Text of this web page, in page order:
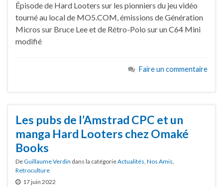
Épisode de Hard Looters sur les pionniers du jeu vidéo
tourné au local de MO5.COM, émissions de Génération
Micros sur Bruce Lee et de Rétro-Polo sur un C64 Mini
modifié
Faire un commentaire
Les pubs de l’Amstrad CPC et un
manga Hard Looters chez Omaké
Books
DeGuillaume Verdin dans la catégorieActualités Nos Amis
Retroculture
17 juin 2022